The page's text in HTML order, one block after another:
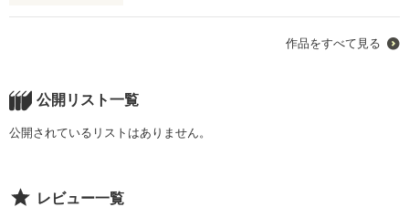
あなたは孤独の世界で生きていけますか
作品をすべて見る
公開リスト一覧
公開されているリストはありません。
レビュー一覧